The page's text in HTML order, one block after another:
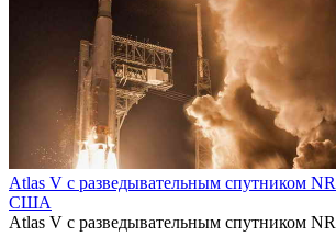
Atlas V с разведывательным спутником
США
Atlas V с разведывательным спутником